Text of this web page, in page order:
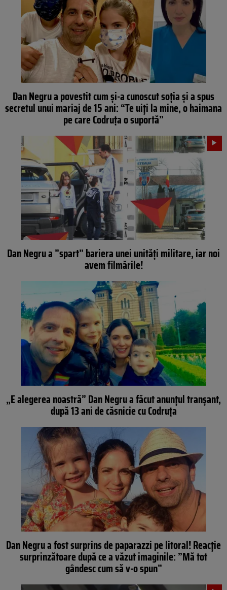
Dan Negru a povestit cum și-a cunoscut soția și a spus
secretul unui mariaj de 15 ani: “Te uiți la mine, o haimana
pe care Codruța o suportă”
Dan Negru a ”spart” bariera unei unități militare, iar noi
avem filmările!
„E alegerea noastră” Dan Negru a făcut anunțul tranșant,
după 13 ani de căsnicie cu Codruța
Dan Negru a fost surprins de paparazzi pe litoral! Reacţie
surprinzătoare după ce a văzut imaginile: ”Mă tot
gândesc cum să v-o spun”